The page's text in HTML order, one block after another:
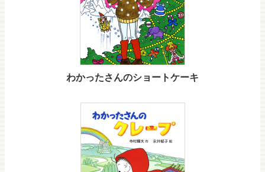
わかったさんのショートケーキ